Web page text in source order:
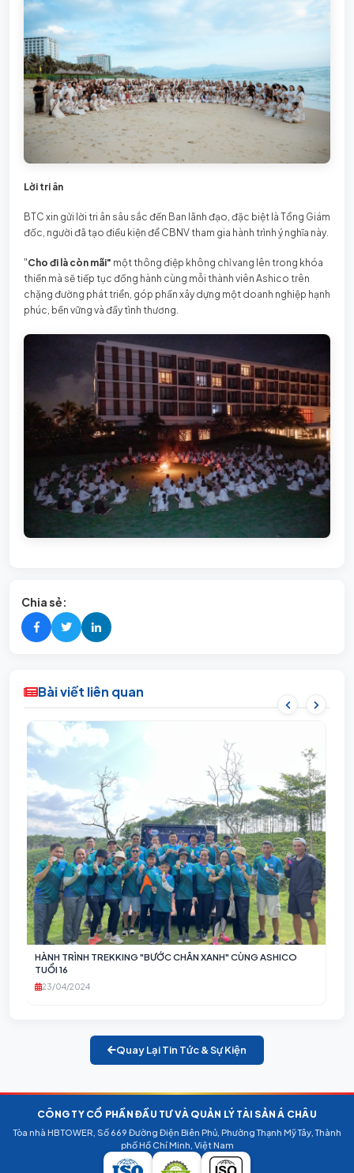
Lời tri ân
BTC xin gửi lời tri ân sâu sắc đến Ban lãnh đạo, đặc biệt là Tổng Giám
đốc, người đã tạo điều kiện để CBNV tham gia hành trình ý nghĩa này.
"Cho đi là còn mãi" một thông điệp không chỉ vang lên trong khóa
thiền mà sẽ tiếp tục đồng hành cùng mỗi thành viên Ashico trên
chặng đường phát triển, góp phần xây dựng một doanh nghiệp hạnh
phúc, bền vững và đầy tình thương.
Chia sẻ:
Bài viết liên quan
HÀNH TRÌNH TREKKING "BƯỚC CHÂN XANH" CÙNG ASHICO
TUỔI 16
23/04/2024
Quay Lại Tin Tức & Sự Kiện
CÔNG TY CỔ PHẦN ĐẦU TƯ VÀ QUẢN LÝ TÀI SẢN Á CHÂU
Tòa nhà HB TOWER, Số 669 Đường Điện Biên Phủ, Phường Thạnh Mỹ Tây, Thành
phố Hồ Chí Minh, Việt Nam